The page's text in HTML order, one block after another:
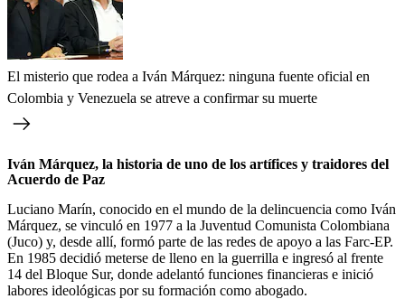
El misterio que rodea a Iván Márquez: ninguna fuente oficial en
Colombia y Venezuela se atreve a confirmar su muerte
Iván Márquez, la historia de uno de los artífices y traidores del
Acuerdo de Paz
Luciano Marín, conocido en el mundo de la delincuencia como Iván
Márquez, se vinculó en 1977 a la Juventud Comunista Colombiana
(Juco) y, desde allí, formó parte de las redes de apoyo a las Farc-EP.
En 1985 decidió meterse de lleno en la guerrilla e ingresó al frente
14 del Bloque Sur, donde adelantó funciones financieras e inició
labores ideológicas por su formación como abogado.